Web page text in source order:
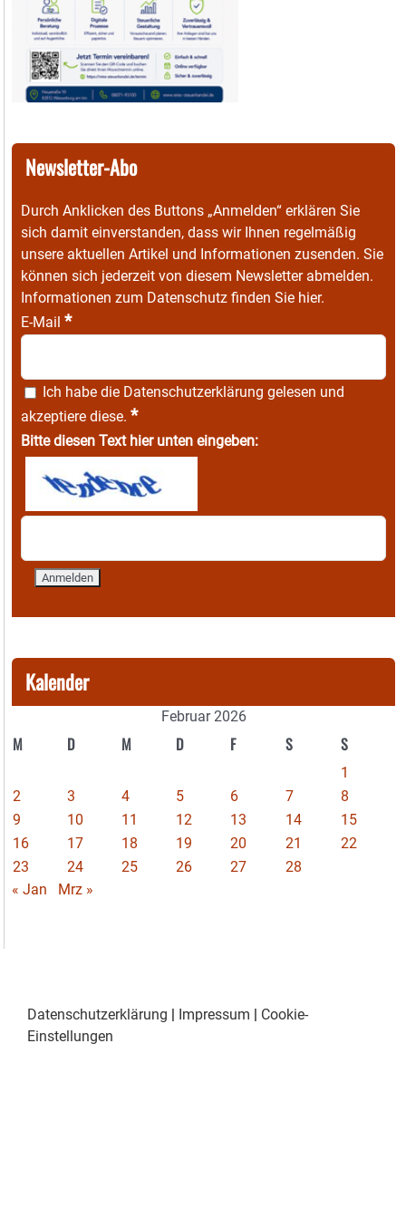
Newsletter-Abo
Durch Anklicken des Buttons „Anmelden“ erklären Sie
sich damit einverstanden, dass wir Ihnen regelmäßig
unsere aktuellen Artikel und Informationen zusenden. Sie
können sich jederzeit von diesem Newsletter abmelden.
Informationen zum Datenschutz finden Sie hier.
E-Mail *
Ich habe die Datenschutzerklärung gelesen und
akzeptiere diese. *
Bitte diesen Text hier unten eingeben:
Kalender
Februar 2026
M D M D F S S
1
2
3 4 5 6 7
8
9
10 11 12 13 14
15
16
17 18 19 20 21
22
23
24 25 26 27
28
« Jan
Mrz »
Datenschutzerklärung | Impressum | Cookie-
Einstellungen